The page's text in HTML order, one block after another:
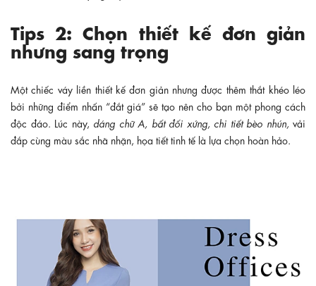
Tips 2: Chọn thiết kế đơn giản
nhưng sang trọng
Một chiếc váy liền thiết kế đơn giản nhưng được thêm thắt khéo léo
bởi những điểm nhấn “đắt giá” sẽ tạo nên cho bạn một phong cách
độc đáo. Lúc này, dáng chữ A, bất đối xứng, chi tiết bèo nhún, vải
đắp cùng màu sắc nhã nhặn, họa tiết tinh tế là lựa chọn hoàn hảo.